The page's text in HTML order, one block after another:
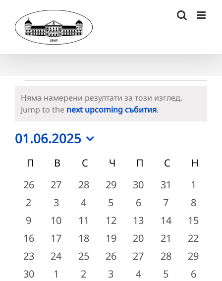
content
Събития
Notice
Няма намерени резултати за този изглед.
Jump to the next upcoming събития.
01.06.2025
date.
Календар
на
Събития
П ПОНЕДЕЛНИК
В ВТОРНИК
С СРЯДА
Ч ЧЕТВЪРТЪК
П ПЕТЪК
С СЪБОТА
Н
0
събития
26
0
събития
27
0
събития
28
0
събития
29
0
събития
30
0
събития
31
0
1
0
събития
2
0
събития
3
0
събития
4
0
събития
5
0
събития
6
0
събития
7
0
8
0
събития
9
0
събития
10
0
събития
11
0
събития
12
0
събития
13
0
събития
14
0
15
0
събития
16
0
събития
17
0
събития
18
0
събития
19
0
събития
20
0
събития
21
0
22
0
събития
23
0
събития
24
0
събития
25
0
събития
26
0
събития
27
0
събития
28
0
29
0
30
0
1
0
2
0
3
0
4
0
5
0
6